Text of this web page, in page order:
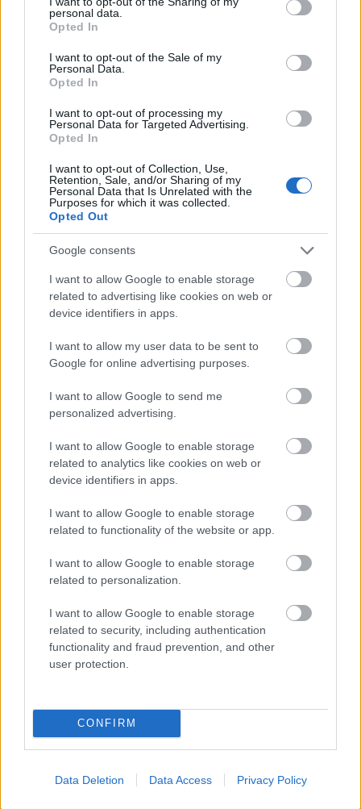
grant or deny consent to Google and its third-party tags to
use your data for below specified purposes in below Google
consent section.
personal data.
Opted In
I want to opt-out of the Sale of my
Personal Data.
Opted In
I want to opt-out of processing my
Personal Data for Targeted Advertising.
Opted In
I want to opt-out of Collection, Use,
Retention, Sale, and/or Sharing of my
Personal Data that Is Unrelated with the
Purposes for which it was collected.
Opted Out
Google consents
I want to allow Google to enable storage
related to advertising like cookies on web or
device identifiers in apps.
I want to allow my user data to be sent to
Google for online advertising purposes.
I want to allow Google to send me
personalized advertising.
I want to allow Google to enable storage
related to analytics like cookies on web or
device identifiers in apps.
I want to allow Google to enable storage
related to functionality of the website or app.
I want to allow Google to enable storage
related to personalization.
I want to allow Google to enable storage
related to security, including authentication
functionality and fraud prevention, and other
user protection.
CONFIRM
Data Deletion Data Access Privacy Policy
PUNKT
Nincs megjeleníthető elem
Fotográfusok és témák
mai manó ház hírek (718) magnum photos 217)
magyar fotográfiai múzeum (80)
a hét fotója (381 ) andré kertész (103 )
322) könyvajánló
kincses károly (96)